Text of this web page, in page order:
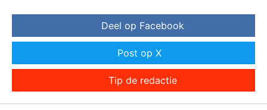
Deel op Facebook
Post op X
Tip de redactie